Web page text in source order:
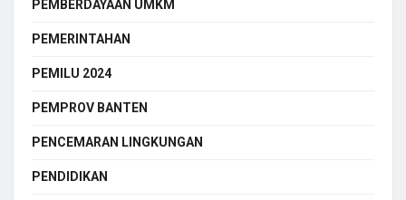
PEMBERDAYAAN UMKM
PEMERINTAHAN
PEMILU 2024
PEMPROV BANTEN
PENCEMARAN LINGKUNGAN
PENDIDIKAN